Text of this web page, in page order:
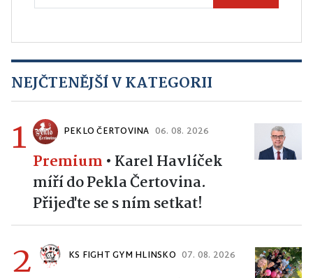
NEJČTENĚJŠÍ V KATEGORII
1 PEKLO ČERTOVINA 06. 08. 2026
Premium • Karel Havlíček
míří do Pekla Čertovina.
Přijeďte se s ním setkat!
2 KS FIGHT GYM HLINSKO 07. 08. 2026